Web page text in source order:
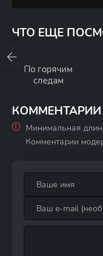
ЧТО ЕЩЕ
По горячим
следам
КОММЕНТАРИИ
Минимальная
Комментарии